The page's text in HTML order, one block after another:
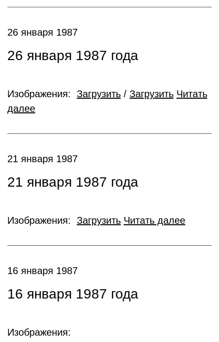
26 января 1987
26 января 1987 года
Изображения: Загрузить / Загрузить Читать
далее
21 января 1987
21 января 1987 года
Изображения: Загрузить Читать далее
16 января 1987
16 января 1987 года
Изображения: